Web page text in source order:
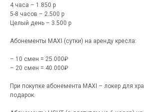
4 часа – 1.850 р
5-8 часов – 2.500 р
Целый день – 3.500 р
Абонементы MAXI (сутки) на аренду кресла:
– 10 смен = 25.000₽
– 20 смен = 40.000₽
При покупке абонемента MAXI – локер для
подарок.